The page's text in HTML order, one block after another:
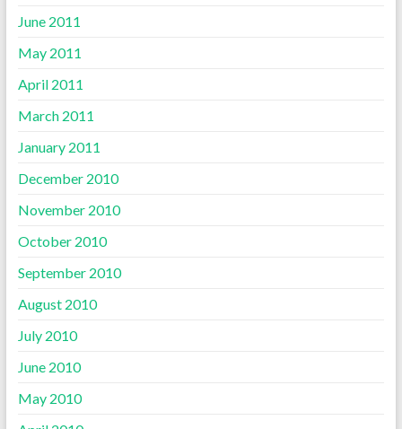
June 2011
May 2011
April 2011
March 2011
January 2011
December 2010
November 2010
October 2010
September 2010
August 2010
July 2010
June 2010
May 2010